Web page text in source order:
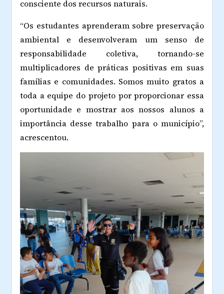
consciente dos recursos naturais.
“Os estudantes aprenderam sobre preservação
ambiental e desenvolveram um senso de
responsabilidade coletiva, tornando-se
multiplicadores de práticas positivas em suas
famílias e comunidades. Somos muito gratos a
toda a equipe do projeto por proporcionar essa
oportunidade e mostrar aos nossos alunos a
importância desse trabalho para o município”,
acrescentou.